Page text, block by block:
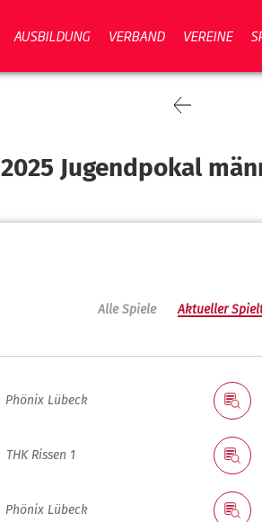
AUSBILDUNG VERBAND VEREINE
2025 Jugendpokal
Alle Spiele Aktueller
Phönix Lübeck
THK Rissen 1
Phönix Lübeck